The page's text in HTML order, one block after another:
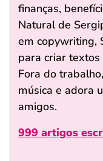
finanças,
Natural de
em copywriting,
para criar
Fora do
música e adora
amigos.
999 artigos